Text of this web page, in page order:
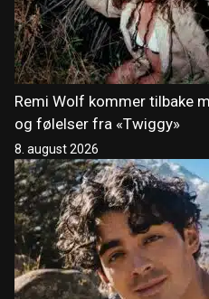
Remi Wolf kommer tilbake
og følelser fra «Twiggy»
8. august 2026